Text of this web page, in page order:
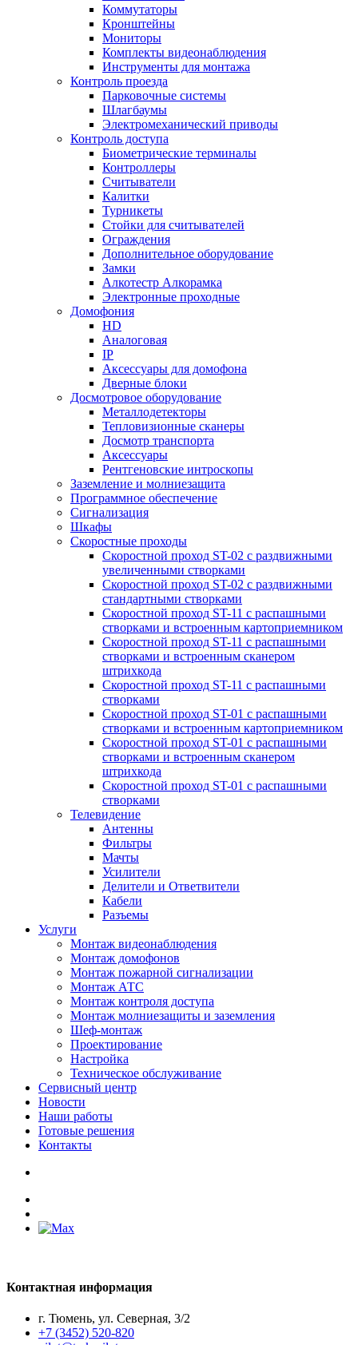
Коммутаторы
Кронштейны
Мониторы
Комплекты видеонаблюдения
Инструменты для монтажа
Контроль проезда
Парковочные системы
Шлагбаумы
Электромеханический приводы
Контроль доступа
Биометрические терминалы
Контроллеры
Считыватели
Калитки
Турникеты
Стойки для считывателей
Ограждения
Дополнительное оборудование
Замки
Алкотестр Алкорамка
Электронные проходные
Домофония
HD
Аналоговая
IP
Аксессуары для домофона
Дверные блоки
Досмотровое оборудование
Металлодетекторы
Тепловизионные сканеры
Досмотр транспорта
Аксессуары
Рентгеновские интроскопы
Заземление и молниезащита
Программное обеспечение
Сигнализация
Шкафы
Скоростные проходы
Скоростной проход ST-02 с раздвижными
увеличенными створками
Скоростной проход ST-02 с раздвижными
стандартными створками
Скоростной проход ST-11 с распашными
створками и встроенным картоприемником
Скоростной проход ST-11 с распашными
створками и встроенным сканером
штрихкода
Скоростной проход ST-11 с распашными
створками
Скоростной проход ST-01 с распашными
створками и встроенным картоприемником
Скоростной проход ST-01 с распашными
створками и встроенным сканером
штрихкода
Скоростной проход ST-01 с распашными
створками
Телевидение
Антенны
Фильтры
Мачты
Усилители
Делители и Ответвители
Кабели
Разъемы
Услуги
Монтаж видеонаблюдения
Монтаж домофонов
Монтаж пожарной сигнализации
Монтаж АТС
Монтаж контроля доступа
Монтаж молниезащиты и заземления
Шеф-монтаж
Проектирование
Настройка
Техническое обслуживание
Сервисный центр
Новости
Наши работы
Готовые решения
Контакты
Контактная информация
г. Тюмень, ул. Северная, 3/2
+7 (3452) 520-820